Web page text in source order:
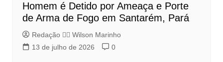
Homem é Detido por Ameaça e Porte
de Arma de Fogo em Santarém, Pará
Redação 👨‍⚖️​ Wilson Marinho
13 de julho de 2026
0